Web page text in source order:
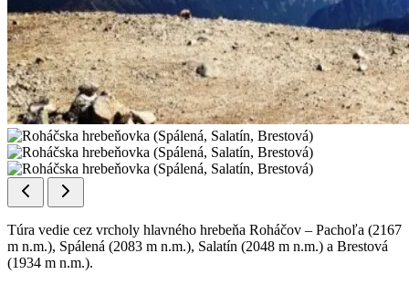
Túra vedie cez vrcholy hlavného hrebeňa Roháčov – Pachoľa (2167
m n.m.), Spálená (2083 m n.m.), Salatín (2048 m n.m.) a Brestová
(1934 m n.m.).